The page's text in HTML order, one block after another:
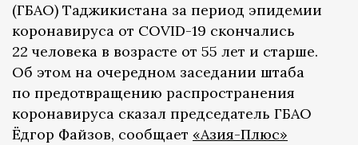
(ГБАО) Таджикистана за период эпидемии
коронавируса от COVID-19 скончались
22 человека в возрасте от 55 лет и старше.
Об этом на очередном заседании штаба
по предотвращению распространения
коронавируса сказал председатель ГБАО
Ёдгор Файзов, сообщает «Азия-Плюс»